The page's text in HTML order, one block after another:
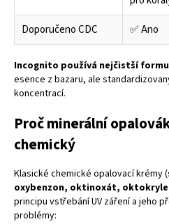
Doporučeno CDC ✅ Ano
Incognito používá nejčistší
esence z bazaru, ale
koncentrací.
Proč minerální
chemický
Klasické chemické opalovací krémy
oxybenzon, oktinoxát,
principu vstřebání UV záření a jeho
problémy: